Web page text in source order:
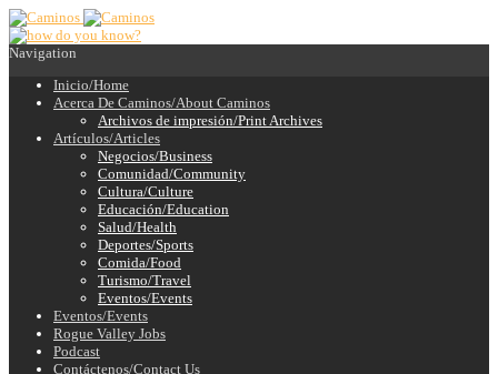
Navigation
Inicio/Home
Acerca De Caminos/About Caminos
Archivos de impresión/Print Archives
Artículos/Articles
Negocios/Business
Comunidad/Community
Cultura/Culture
Educación/Education
Salud/Health
Deportes/Sports
Comida/Food
Turismo/Travel
Eventos/Events
Eventos/Events
Rogue Valley Jobs
Podcast
Contáctenos/Contact Us